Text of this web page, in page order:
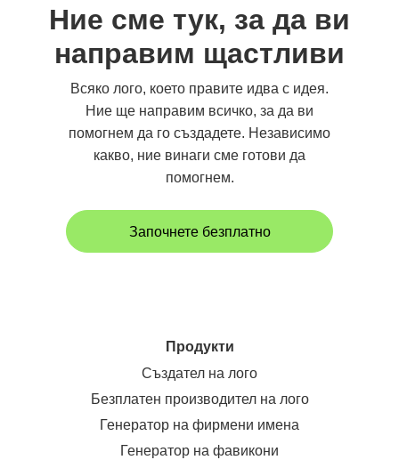
Ние сме тук, за да ви
направим щастливи
Всяко лого, което правите идва с идея.
Ние ще направим всичко, за да ви
помогнем да го създадете. Независимо
какво, ние винаги сме готови да
помогнем.
Започнете безплатно
Продукти
Създател на лого
Безплатен производител на лого
Генератор на фирмени имена
Генератор на фавикони